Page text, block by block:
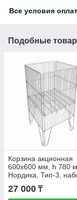
Все условия
Подобные
Корзина акционная
600х600 мм, h 780
Нордика, Тип-3,
27 000 ₸